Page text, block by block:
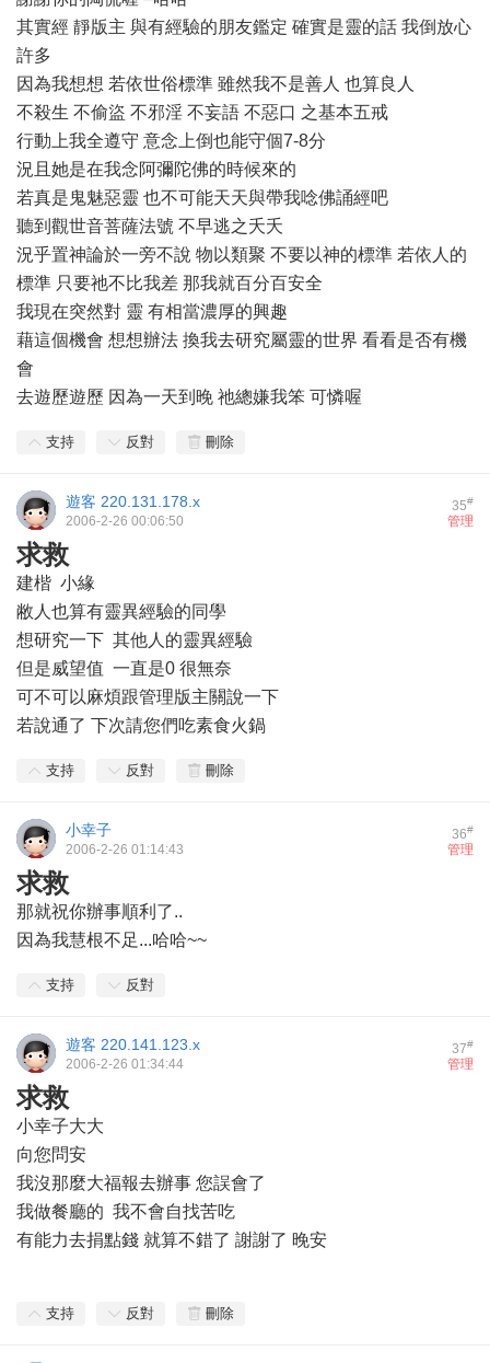
其實經 靜版主 與有經驗的朋友鑑定 確實是靈的話 我倒放心
許多
因為我想想 若依世俗標準 雖然我不是善人 也算良人
不殺生 不偷盜 不邪淫 不妄語 不惡口 之基本五戒
行動上我全遵守 意念上倒也能守個7-8分
況且她是在我念阿彌陀佛的時候來的
若真是鬼魅惡靈 也不可能天天與帶我唸佛誦經吧
聽到觀世音菩薩法號 不早逃之夭夭
況乎置神論於一旁不說 物以類聚 不要以神的標準 若依人的
標準 只要祂不比我差 那我就百分百安全
我現在突然對 靈 有相當濃厚的興趣
藉這個機會 想想辦法 換我去研究屬靈的世界 看看是否有機
會
去遊歷遊歷 因為一天到晚 祂總嫌我笨 可憐喔
支持 反對 刪除
35#
遊客 220.131.178.x
管理
2006-2-26 00:06:50
求救
建楷 小緣
敝人也算有靈異經驗的同學
想研究一下 其他人的靈異經驗
但是威望值 一直是0 很無奈
可不可以麻煩跟管理版主關說一下
若說通了 下次請您們吃素食火鍋
支持 反對 刪除
36#
小幸子
管理
2006-2-26 01:14:43
求救
那就祝你辦事順利了..
因為我慧根不足...哈哈~~
支持 反對
37#
遊客 220.141.123.x
管理
2006-2-26 01:34:44
求救
小幸子大大
向您問安
我沒那麼大福報去辦事 您誤會了
我做餐廳的 我不會自找苦吃
有能力去捐點錢 就算不錯了 謝謝了 晚安
支持 反對 刪除